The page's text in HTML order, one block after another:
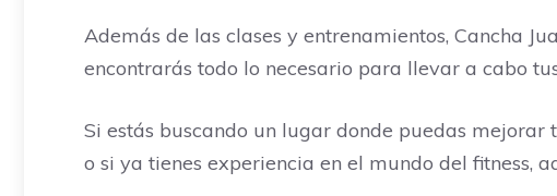
Además de las clases y entrenamientos, Cancha
encontrarás todo lo necesario para llevar a cabo
Si estás buscando un lugar donde puedas
o si ya tienes experiencia en el mundo del fitness,